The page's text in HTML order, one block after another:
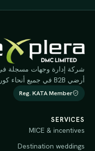
أرضي B2B في جميع أنحاء كوريا.
Reg. KATA Member
SERVICES
MICE & incentives
Destination weddings